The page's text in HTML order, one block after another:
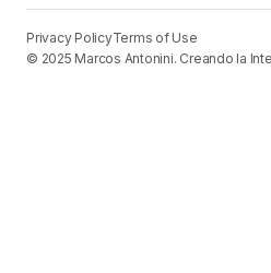
Privacy PolicyTerms of Use
© 2025 Marcos Antonini. Creando la